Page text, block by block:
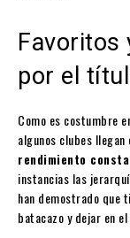
Favoritos
por el
Como es costumbre
algunos clubes
rendimiento
instancias las
han demostrado que
batacazo y dejar en